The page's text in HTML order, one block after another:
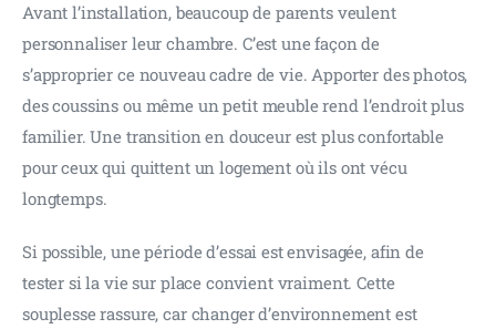
Avant l’installation, beaucoup de parents veulent
personnaliser leur chambre. C’est une façon de
s’approprier ce nouveau cadre de vie. Apporter des photos,
des coussins ou même un petit meuble rend l’endroit plus
familier. Une transition en douceur est plus confortable
pour ceux qui quittent un logement où ils ont vécu
longtemps.
Si possible, une période d’essai est envisagée, afin de
tester si la vie sur place convient vraiment. Cette
souplesse rassure, car changer d’environnement est